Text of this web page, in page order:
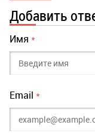
Добавить
Имя *
Email *